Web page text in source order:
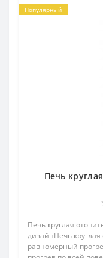
Популярный
Печь
Печь круглая
дизайнПечь
равномерный